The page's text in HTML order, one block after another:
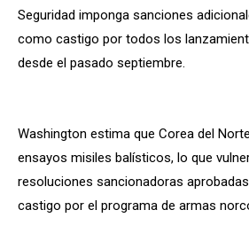
Seguridad imponga sanciones
como castigo por todos los
desde el pasado septiembre.
Washington estima que Corea del
ensayos misiles balísticos, lo que
resoluciones sancionadoras
castigo por el programa de armas